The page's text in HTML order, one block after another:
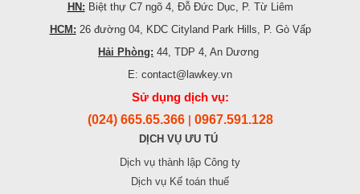
HN: Biệt thự C7 ngõ 4, Đỗ Đức Dục, P. Từ Liêm
HCM: 26 đường 04, KDC Cityland Park Hills, P. Gò Vấp
Hải Phòng: 44, TDP 4, An Dương
E: contact@lawkey.vn
Sử dụng dịch vụ:
(024) 665.65.366 0967.591.128
DỊCH VỤ ƯU TÚ
Dịch vụ thành lập Công ty
Dịch vụ Kế toán thuế